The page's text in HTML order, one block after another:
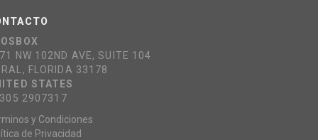
NW 102ND AVE, SUITE 104
FLORIDA 33178
STATES
2907317
y Condiciones
de Privacidad